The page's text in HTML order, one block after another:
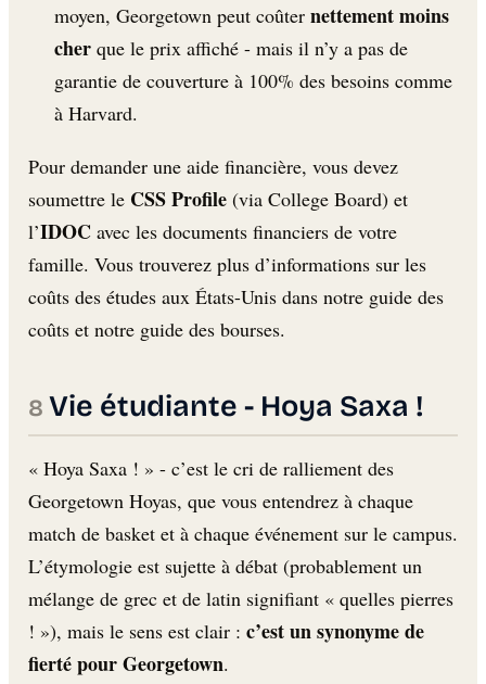
moyen, Georgetown peut coûter nettement moins
cherque le prix affiché - mais il n’y a pas de
garantie de couverture à 100% des besoins comme
à Harvard.
Pour demander une aide financière, vous devez
soumettre le CSS Profile (via College Board) et
l’IDOC avec les documents financiers de votre
famille. Vous trouverez plus d’informations sur les
coûts des études aux États-Unis dans notre guide des
coûts et notre guide des bourses.
Vie étudiante - Hoya Saxa !
« Hoya Saxa ! » - c’est le cri de ralliement des
Georgetown Hoyas, que vous entendrez à chaque
match de basket et à chaque événement sur le campus.
L’étymologie est sujette à débat (probablement un
mélange de grec et de latin signifiant « quelles pierres
! »), mais le sens est clair : c’est un synonyme de
fierté pour Georgetown.